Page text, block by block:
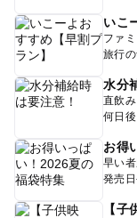
いこ
ファ
旅行
水分
直飲
何日
お得
早い
発売
【